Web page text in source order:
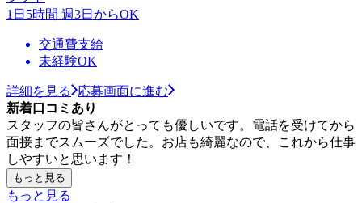
1日5時間 週3日からOK
交通費支給
未経験OK
詳細を見る
応募画面に進む
新着口コミあり
スタッフの皆さんがとっても優しいです。電話を受けてから
面接までスムーズでした。お店も綺麗なので、これから仕事
しやすいと思います！
もっと見る
もっと見る